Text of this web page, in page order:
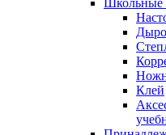
Школьные
Клей